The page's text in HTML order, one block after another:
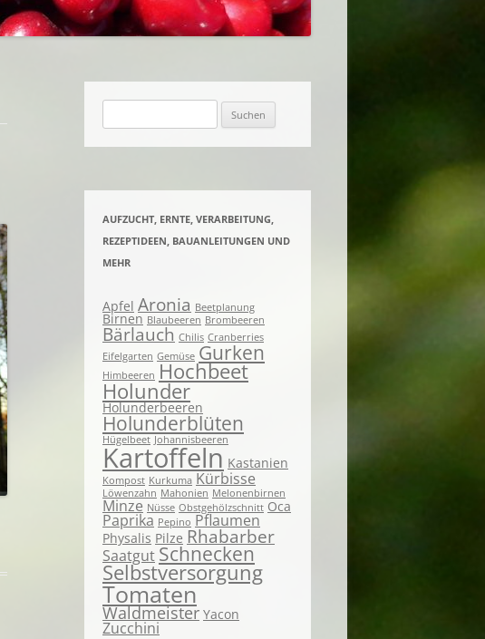
EINGEMACHTES UND EINGELEGTES
nach:
AUFZUCHT, ERNTE, VERARBEITUNG,
REZEPTIDEEN, BAUANLEITUNGEN UND
MEHR
Apfel Aronia Beetplanung
Birnen Blaubeeren Brombeeren
Bärlauch Chilis Cranberries
Eifelgarten Gemüse Gurken
Himbeeren Hochbeet
Holunder
Holunderbeeren
Holunderblüten
Hügelbeet Johannisbeeren
Kartoffeln Kastanien
Kompost Kurkuma Kürbisse
Löwenzahn Mahonien Melonenbirnen
Minze Nüsse Obstgehölzschnitt Oca
Paprika Pepino Pflaumen
Physalis Pilze Rhabarber
Saatgut Schnecken
Selbstversorgung
Tomaten
Waldmeister Yacon
Zucchini